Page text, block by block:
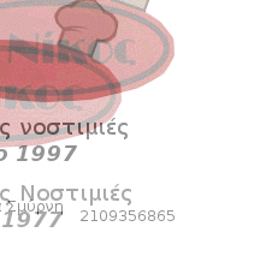
της κλήρωσης του
2026
Talks» (video)
2026